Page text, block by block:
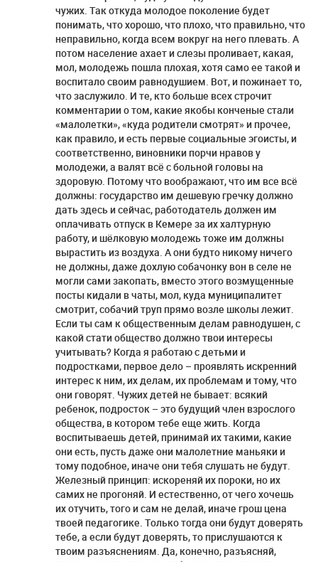
чужих. Так откуда молодое поколение будет
понимать, что хорошо, что плохо, что правильно, что
неправильно, когда всем вокруг на него плевать. А
потом население ахает и слезы проливает, какая,
мол, молодежь пошла плохая, хотя само ее такой и
воспитало своим равнодушием. Вот, и пожинает то,
что заслужило. И те, кто больше всех строчит
комментарии о том, какие якобы конченые стали
«малолетки», «куда родители смотрят» и прочее,
как правило, и есть первые социальные эгоисты, и
соответственно, виновники порчи нравов у
молодежи, а валят всё с больной головы на
здоровую. Потому что воображают, что им все всё
должны: государство им дешевую гречку должно
дать здесь и сейчас, работодатель должен им
оплачивать отпуск в Кемере за их халтурную
работу, и шёлковую молодежь тоже им должны
вырастить из воздуха. А они будто никому ничего
не должны, даже дохлую собачонку вон в селе не
могли сами закопать, вместо этого возмущенные
посты кидали в чаты, мол, куда муниципалитет
смотрит, собачий труп прямо возле школы лежит.
Если ты сам к общественным делам равнодушен, с
какой стати общество должно твои интересы
учитывать? Когда я работаю с детьми и
подростками, первое дело – проявлять искренний
интерес к ним, их делам, их проблемам и тому, что
они говорят. Чужих детей не бывает: всякий
ребенок, подросток – это будущий член взрослого
общества, в котором тебе еще жить. Когда
воспитываешь детей, принимай их такими, какие
они есть, пусть даже они малолетние маньяки и
тому подобное, иначе они тебя слушать не будут.
Железный принцип: искореняй их пороки, но их
самих не прогоняй. И естественно, от чего хочешь
их отучить, того и сам не делай, иначе грош цена
твоей педагогике. Только тогда они будут доверять
тебе, а если будут доверять, то прислушаются к
твоим разъяснениям. Да, конечно, разъясняй,